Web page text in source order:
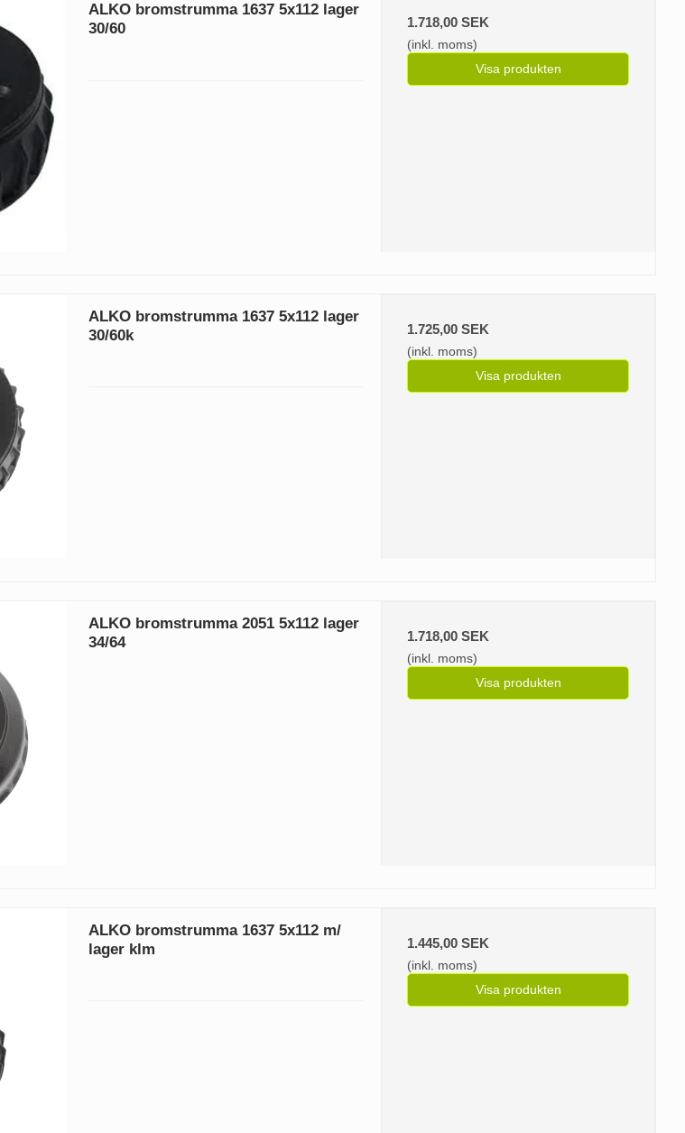
ALKO bromstrumma 1637 5x112 lager
30/60
1.718,00 SEK
(inkl. moms)
Visa produkten
ALKO bromstrumma 1637 5x112 lager
30/60k
1.725,00 SEK
(inkl. moms)
Visa produkten
ALKO bromstrumma 2051 5x112 lager
34/64
1.718,00 SEK
(inkl. moms)
Visa produkten
ALKO bromstrumma 1637 5x112 m/
lager klm
1.445,00 SEK
(inkl. moms)
Visa produkten